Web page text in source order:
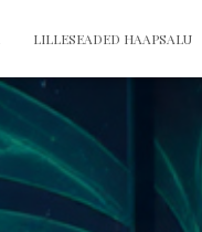
LILLESEADED HAAPSALU